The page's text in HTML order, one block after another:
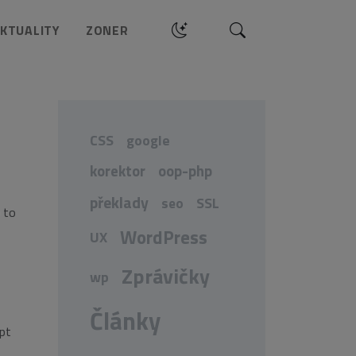
ZONER Hledat
to
CSS google
korektor oop-php
překlady seo
SSL
UX
WordPress
wp Zprávičky
Články